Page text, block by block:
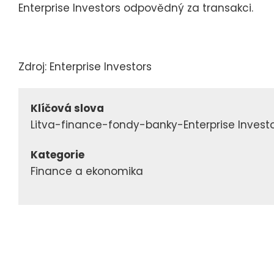
Enterprise Investors odpovědný za transakci.
Zdroj: Enterprise Investors
Klíčová slova
Litva-finance-fondy-banky-Enterprise
Kategorie
Finance a ekonomika